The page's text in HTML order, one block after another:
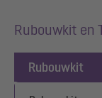
Rubouwkit en
Rubouwkit